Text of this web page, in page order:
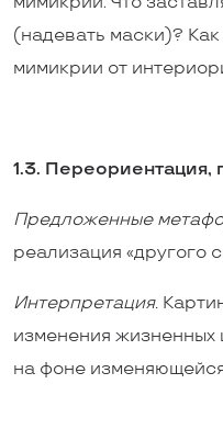
(надевать маски)?
мимикрии от
1.3. Переориентация,
Предложенные
реализация «другого
Интерпретация.
изменения жизненных
на фоне